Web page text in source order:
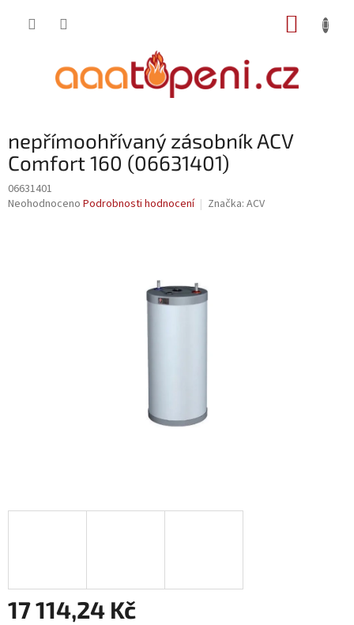
nepřímoohřívaný zásobník ACV
Comfort 160 (06631401)
06631401
Průměrné
Neohodnoceno Podrobnosti hodnocení Značka: ACV
17 114,24 Kč